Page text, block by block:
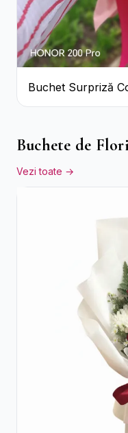
Buchet Surpriză
Sezon
Buchete de
Vezi toate →